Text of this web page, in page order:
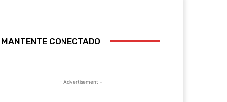
MANTENTE CONECTADO
- Advertisement -